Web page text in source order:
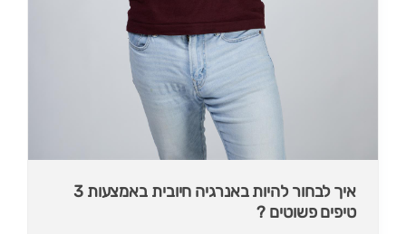
איך לבחור להיות באנרגיה חיובית באמצעות 3
טיפים פשוטים ?